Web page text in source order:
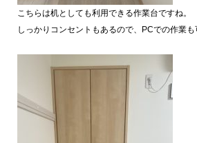
こちらは机としても利用できる作業台ですね。
しっかりコンセントもあるので、PCでの作業も